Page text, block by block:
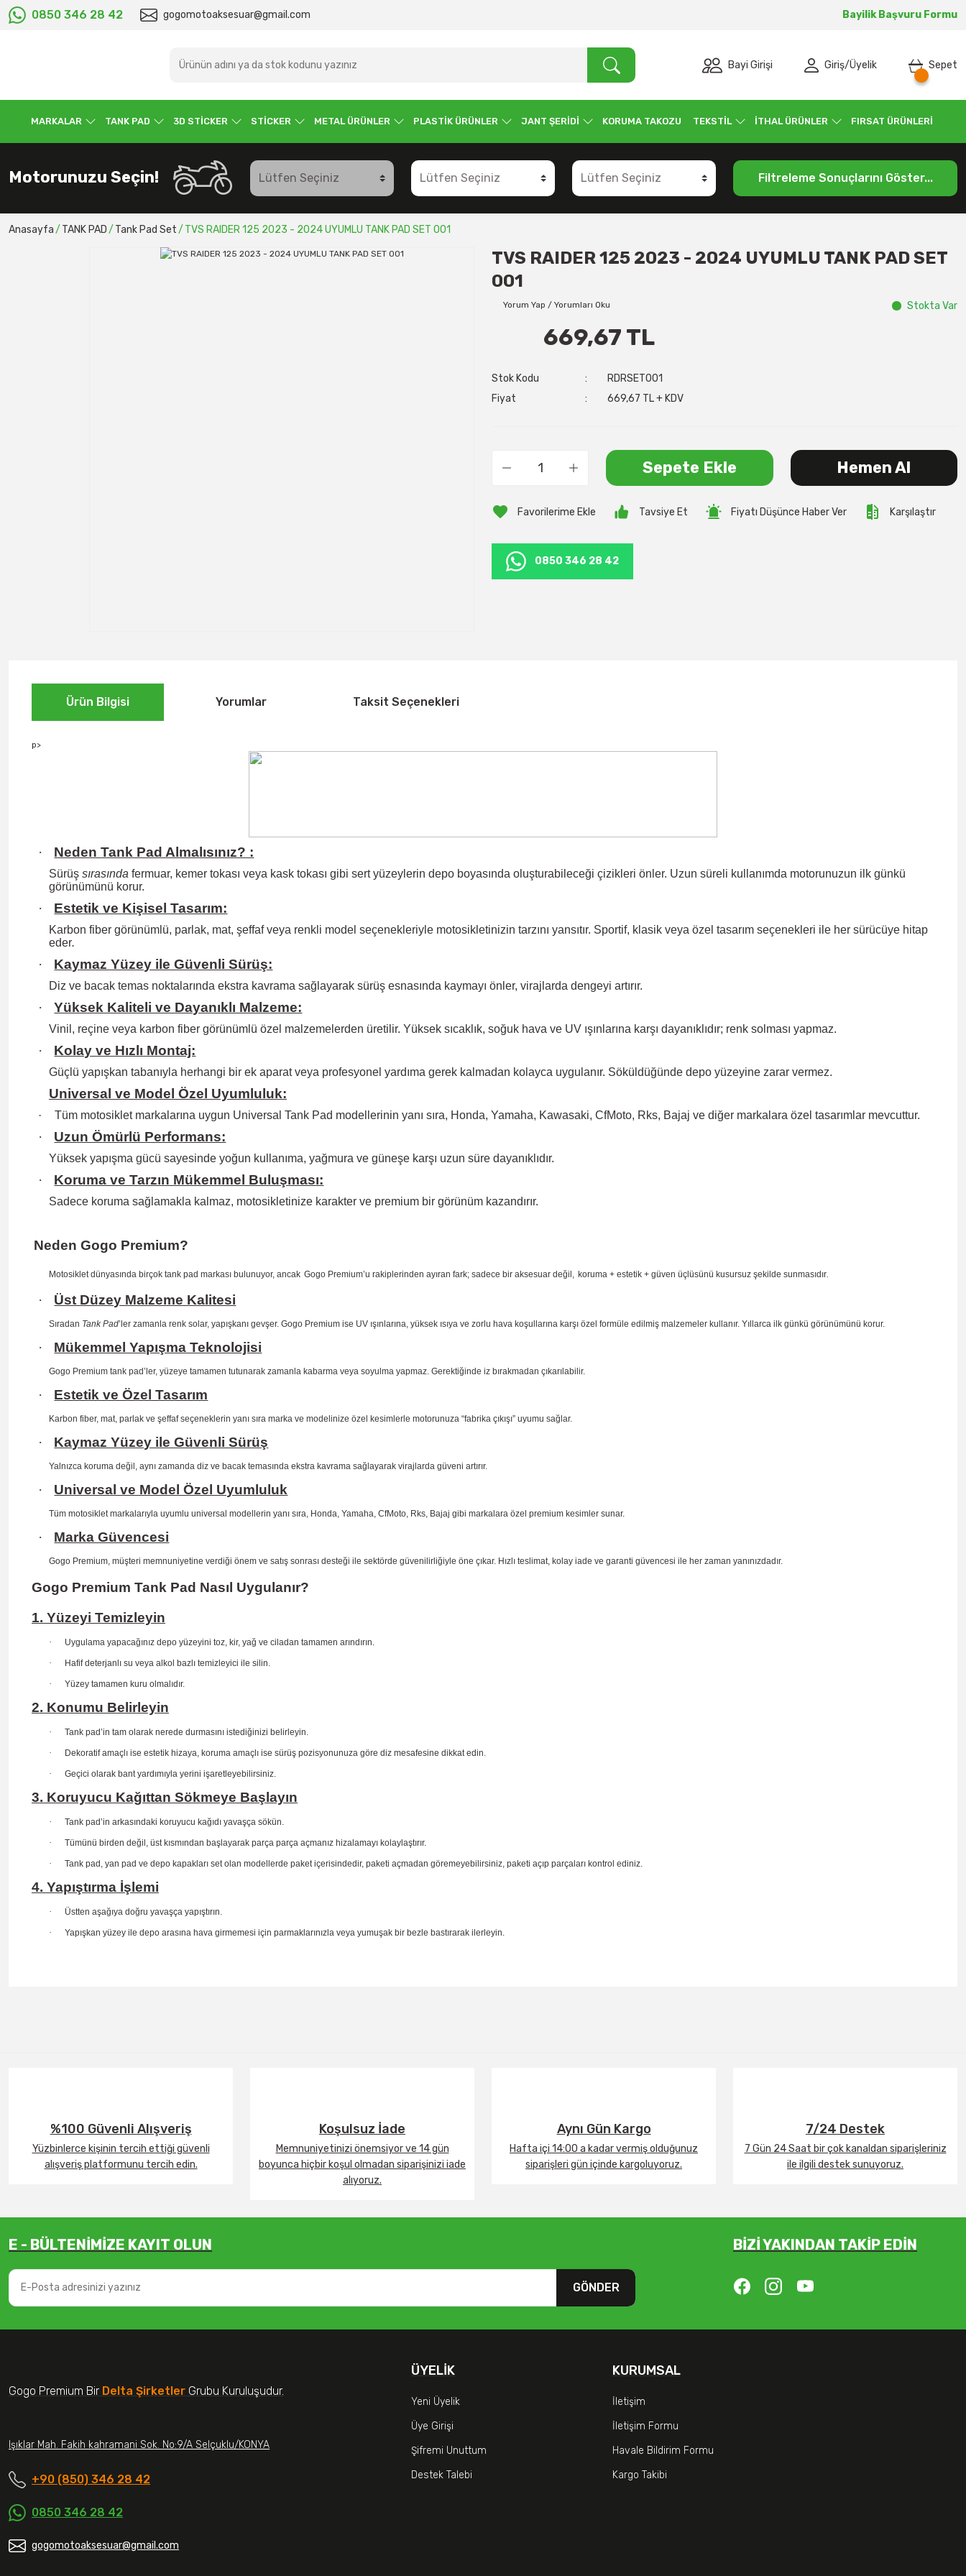
0850 346 28 42 gogomotoaksesuar@gmail.com Bayilik Başvuru Formu
Bayi Girişi Giriş/Üyelik Sepet
MARKALAR TANK PAD 3D STİCKER STİCKER METAL ÜRÜNLER PLASTİK ÜRÜNLER JANT ŞERİDİ KORUMA TAKOZU TEKSTİL İTHAL ÜRÜNLER FIRSAT ÜRÜNLERİ
Motorunuzu Seçin! Filtreleme Sonuçlarını Göster...
Anasayfa TANK PAD Tank Pad Set TVS RAIDER 125 2023 - 2024 UYUMLU TANK PAD SET 001
TVS RAIDER 125 2023 - 2024 UYUMLU TANK PAD SET
001
Yorum Yap / Yorumları Oku Stokta Var
669,67 TL
Stok Kodu
RDRSET001
Fiyat
669,67 TL + KDV
Sepete Ekle Hemen Al
Tavsiye Et Fiyatı Düşünce Haber Ver Karşılaştır
0850 346 28 42
Ürün Bilgisi Yorumlar Taksit Seçenekleri
p>
· Neden Tank Pad Almalısınız? :
Sürüş sırasında fermuar, kemer tokası veya kask tokası gibi sert yüzeylerin depo boyasında oluşturabileceği çizikleri önler. Uzun süreli kullanımda motorunuzun ilk günkü
görünümünü korur.
· Estetik ve Kişisel Tasarım:
Karbon fiber görünümlü, parlak, mat, şeffaf veya renkli model seçenekleriyle motosikletinizin tarzını yansıtır. Sportif, klasik veya özel tasarım seçenekleri ile her sürücüye hitap
eder.
· Kaymaz Yüzey ile Güvenli Sürüş:
Diz ve bacak temas noktalarında ekstra kavrama sağlayarak sürüş esnasında kaymayı önler, virajlarda dengeyi artırır.
· Yüksek Kaliteli ve Dayanıklı Malzeme:
Vinil, reçine veya karbon fiber görünümlü özel malzemelerden üretilir. Yüksek sıcaklık, soğuk hava ve UV ışınlarına karşı dayanıklıdır; renk solması yapmaz.
· Kolay ve Hızlı Montaj:
Güçlü yapışkan tabanıyla herhangi bir ek aparat veya profesyonel yardıma gerek kalmadan kolayca uygulanır. Söküldüğünde depo yüzeyine zarar vermez.
Universal ve Model Özel Uyumluluk:
· Tüm motosiklet markalarına uygun Universal Tank Pad modellerinin yanı sıra, Honda, Yamaha, Kawasaki, CfMoto, Rks, Bajaj ve diğer markalara özel tasarımlar mevcuttur.
· Uzun Ömürlü Performans:
Yüksek yapışma gücü sayesinde yoğun kullanıma, yağmura ve güneşe karşı uzun süre dayanıklıdır.
· Koruma ve Tarzın Mükemmel Buluşması:
Sadece koruma sağlamakla kalmaz, motosikletinize karakter ve premium bir görünüm kazandırır.
Neden Gogo Premium?
Motosiklet dünyasında birçok tank pad markası bulunuyor, ancak Gogo Premium’u rakiplerinden ayıran fark; sadece bir aksesuar değil, koruma + estetik + güven üçlüsünü kusursuz şekilde sunmasıdır
· Üst Düzey Malzeme Kalitesi
Sıradan Tank Pad’ler zamanla renk solar, yapışkanı gevşer. Gogo Premium ise UV ışınlarına, yüksek ısıya ve zorlu hava koşullarına karşı özel formüle edilmiş malzemeler kullanır. Yıllarca ilk günkü görünümünü korur.
· Mükemmel Yapışma Teknolojisi
Gogo Premium tank pad’ler, yüzeye tamamen tutunarak zamanla kabarma veya soyulma yapmaz. Gerektiğinde iz bırakmadan çıkarılabilir.
· Estetik ve Özel Tasarım
Karbon fiber, mat, parlak ve şeffaf seçeneklerin yanı sıra marka ve modelinize özel kesimlerle motorunuza “fabrika çıkışı” uyumu sağlar.
· Kaymaz Yüzey ile Güvenli Sürüş
Yalnızca koruma değil, aynı zamanda diz ve bacak temasında ekstra kavrama sağlayarak virajlarda güveni artırır.
· Universal ve Model Özel Uyumluluk
Tüm motosiklet markalarıyla uyumlu universal modellerin yanı sıra, Honda, Yamaha, CfMoto, Rks, Bajaj gibi markalara özel premium kesimler sunar.
· Marka Güvencesi
Gogo Premium, müşteri memnuniyetine verdiği önem ve satış sonrası desteği ile sektörde güvenilirliğiyle öne çıkar. Hızlı teslimat, kolay iade ve garanti güvencesi ile her zaman yanınızdadır.
Gogo Premium Tank Pad Nasıl Uygulanır?
1. Yüzeyi Temizleyin
· Uygulama yapacağınız depo yüzeyini toz, kir, yağ ve ciladan tamamen arındırın.
· Hafif deterjanlı su veya alkol bazlı temizleyici ile silin.
· Yüzey tamamen kuru olmalıdır.
2. Konumu Belirleyin
· Tank pad’in tam olarak nerede durmasını istediğinizi belirleyin.
· Dekoratif amaçlı ise estetik hizaya, koruma amaçlı ise sürüş pozisyonunuza göre diz mesafesine dikkat edin.
· Geçici olarak bant yardımıyla yerini işaretleyebilirsiniz.
3. Koruyucu Kağıttan Sökmeye Başlayın
· Tank pad’in arkasındaki koruyucu kağıdı yavaşça sökün.
· Tümünü birden değil, üst kısmından başlayarak parça parça açmanız hizalamayı kolaylaştırır.
· Tank pad, yan pad ve depo kapakları set olan modellerde paket içerisindedir, paketi açmadan göremeyebilirsiniz, paketi açıp parçaları kontrol ediniz.
4. Yapıştırma İşlemi
· Üstten aşağıya doğru yavaşça yapıştırın.
· Yapışkan yüzey ile depo arasına hava girmemesi için parmaklarınızla veya yumuşak bir bezle bastırarak ilerleyin.
%100 Güvenli Alışveriş
Yüzbinlerce kişinin tercih ettiği güvenli
alışveriş platformunu tercih edin.
Koşulsuz İade
Memnuniyetinizi önemsiyor ve 14 gün
boyunca hiçbir koşul olmadan siparişinizi iade
alıyoruz.
Aynı Gün Kargo
Hafta içi 14:00 a kadar vermiş olduğunuz
siparişleri gün içinde kargoluyoruz.
7/24 Destek
7 Gün 24 Saat bir çok kanaldan siparişleriniz
ile ilgili destek sunuyoruz.
E - BÜLTENİMİZE KAYIT OLUN
GÖNDER
BİZİ YAKINDAN TAKİP EDİN
Gogo Premium Bir Delta Şirketler Grubu Kuruluşudur.
Işıklar Mah. Fakih kahramani Sok. No:9/A Selçuklu/KONYA
+90 (850) 346 28 42
0850 346 28 42
gogomotoaksesuar@gmail.com
ÜYELIK
Yeni Üyelik
Üye Girişi
Şifremi Unuttum
Destek Talebi
KURUMSAL
İletişim
İletişim Formu
Havale Bildirim Formu
Kargo Takibi